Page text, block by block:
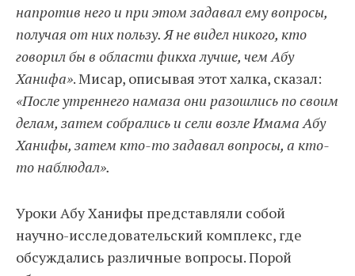
напротив него и при этом задавал ему вопросы,
получая от них пользу. Я не видел никого, кто
говорил бы в области фикха лучше, чем Абу
Ханифа». Мисар, описывая этот халка, сказал:
«После утреннего намаза они разошлись по своим
делам, затем собрались и сели возле Имама Абу
Ханифы, затем кто-то задавал вопросы, а кто-
то наблюдал».
Уроки Абу Ханифы представляли собой
научно-исследовательский комплекс, где
обсуждались различные вопросы. Порой